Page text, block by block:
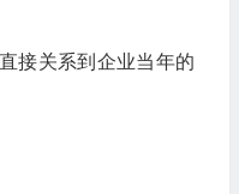
接关系到企业当年的